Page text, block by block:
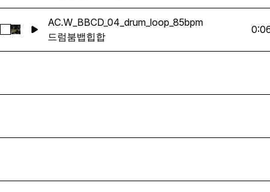
AC.W_BBCD_04_drum_loop_85bpm 선택
AC.W_BBCD_04_drum_loop_85bpm
드럼붐뱁힙합